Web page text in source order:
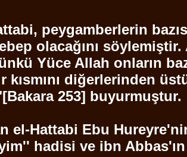
, peygamberlerin
olacağını
Yüce Allah onların
kısmını diğerlerinden
253] buyurmuştur.
el-Hattabi Ebu
hadisi ve ibn Abbas'ın